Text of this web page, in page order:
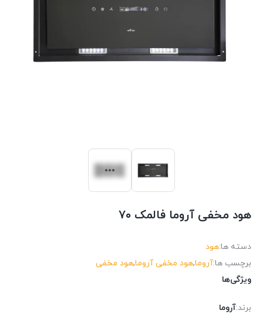
هود مخفی آروما فالمک ۷۰
دسته ها:هود
برچسب ها:آروما,هود مخفی آروما,هود مخفی
ویژگی‌ها
برند:آروما